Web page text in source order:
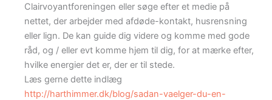
Clairvoyantforeningen eller søge efter et medie på
nettet, der arbejder med afdøde-kontakt, husrensning
eller lign. De kan guide dig videre og komme med gode
råd, og / eller evt komme hjem til dig, for at mærke efter,
hvilke energier det er, der er til stede.
Læs gerne dette indlæg
http://harthimmer.dk/blog/sadan-vaelger-du-en-